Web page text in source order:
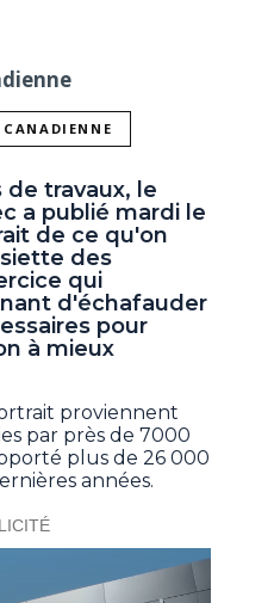
CANADIENNE
de travaux, le
a publié mardi le
de ce qu'on
des
qui
d'échafauder
pour
à mieux
proviennent
par près de 7000
plus de 26 000
années.